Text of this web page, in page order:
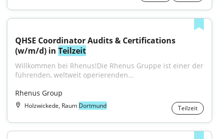
QHSE Coordinator Audits & Certifications
(w/m/d) in Teilzeit
Willkommen bei Rhenus!Die Rhenus Gruppe ist einer der
führenden, weltweit operierenden...
Rhenus Group
Holzwickede, Raum Dortmund Teilzeit